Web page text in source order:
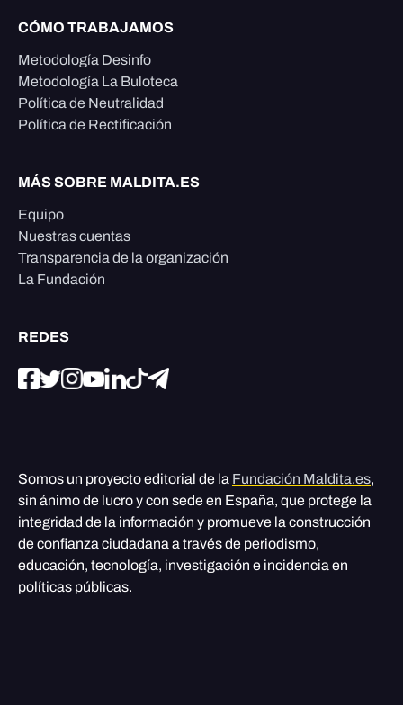
CÓMO TRABAJAMOS
Metodología Desinfo
Metodología La Buloteca
Política de Neutralidad
Política de Rectificación
MÁS SOBRE MALDITA.ES
Equipo
Nuestras cuentas
Transparencia de la organización
La Fundación
REDES
Somos un proyecto editorial de la Fundación Maldita.es,
sin ánimo de lucro y con sede en España, que protege la
integridad de la información y promueve la construcción
de confianza ciudadana a través de periodismo,
educación, tecnología, investigación e incidencia en
políticas públicas.